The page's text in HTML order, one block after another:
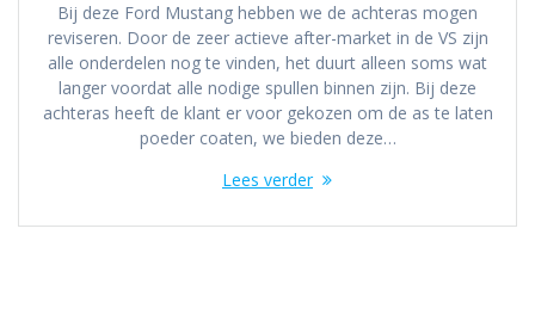
Bij deze Ford Mustang hebben we de achteras mogen
reviseren. Door de zeer actieve after-market in de VS zijn
alle onderdelen nog te vinden, het duurt alleen soms wat
langer voordat alle nodige spullen binnen zijn. Bij deze
achteras heeft de klant er voor gekozen om de as te laten
poeder coaten, we bieden deze…
Lees verder